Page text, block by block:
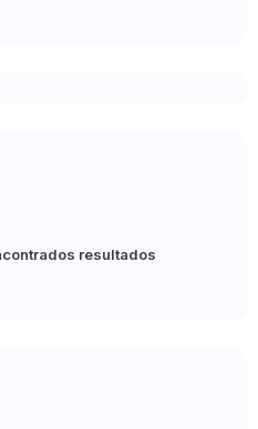
resultados